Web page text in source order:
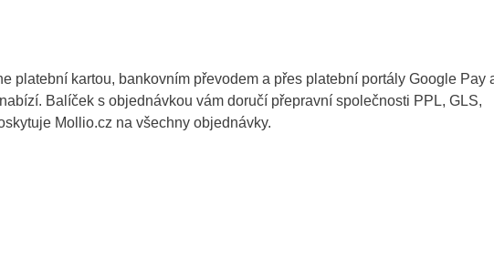
platební kartou, bankovním převodem a přes platební portály Google Pay
Balíček s objednávkou vám doručí přepravní společnosti PPL, GLS,
Mollio.cz na všechny objednávky.